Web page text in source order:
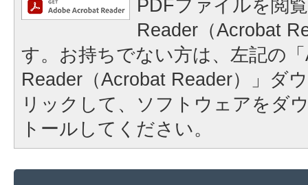
PDFファイルを閲
Reader（Acrobat
す。お持ちでない方は、左記の
Reader（Acrobat Reader）」ダ
リックして、ソフトウェアをダ
トールしてください。